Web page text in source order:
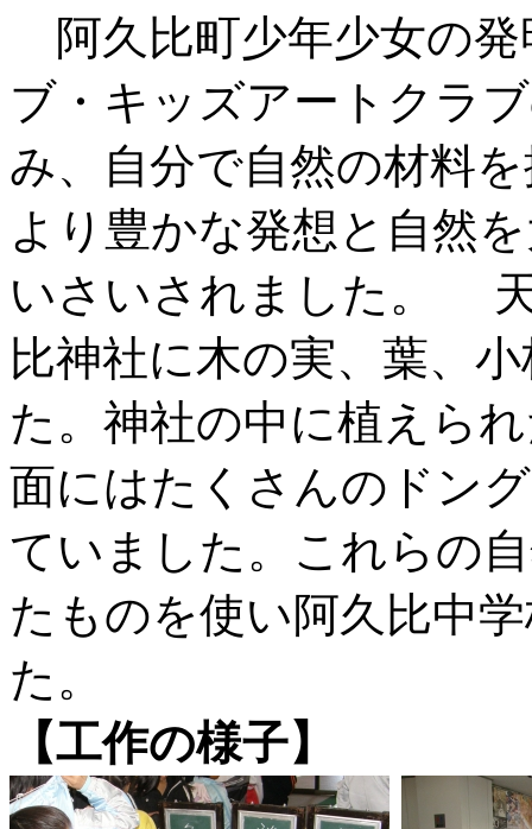
阿久比町少年少女の
ブ・キッズアートクラ
み、自分で自然の材料
より豊かな発想と自然
いさいされました。
比神社に木の実、葉、
た。神社の中に植えら
面にはたくさんのドン
ていました。これらの
たものを使い阿久比中
た。
【工作の様子】